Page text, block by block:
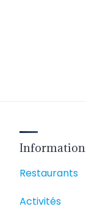
Restaurants
Activités